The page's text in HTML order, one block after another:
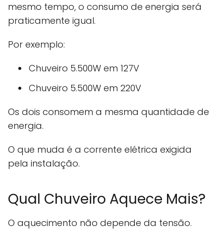
mesmo tempo, o consumo de energia será
praticamente igual.
Por exemplo:
Chuveiro 5.500W em 127V
Chuveiro 5.500W em 220V
Os dois consomem a mesma quantidade de
energia.
O que muda é a corrente elétrica exigida
pela instalação.
Qual Chuveiro Aquece Mais?
O aquecimento não depende da tensão.